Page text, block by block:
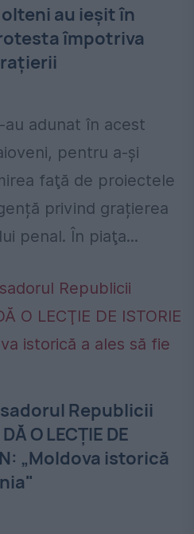
olteni au ieşit în
împotriva
adunat în acest
pentru a-şi
faţă de proiectele
privind grațierea
penal. În piaţa...
Republicii
O LECŢIE DE
„Moldova istorică